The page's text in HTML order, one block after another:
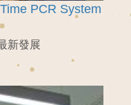
PCR System
新發展